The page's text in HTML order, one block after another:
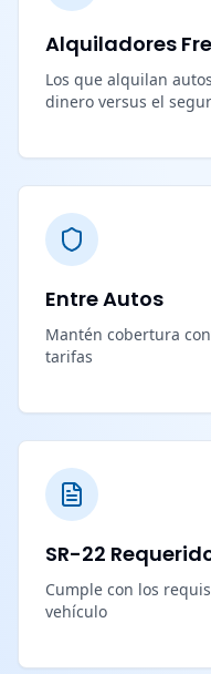
Alquiladores
Los que alquilan
dinero versus el
Entre Autos
Mantén cobertura
tarifas
SR-22
Cumple con los
vehículo